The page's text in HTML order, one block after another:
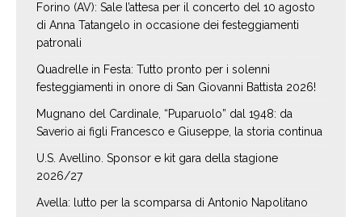
Forino (AV): Sale l’attesa per il concerto del 10 agosto
di Anna Tatangelo in occasione dei festeggiamenti
patronali
Quadrelle in Festa: Tutto pronto per i solenni
festeggiamenti in onore di San Giovanni Battista 2026!
Mugnano del Cardinale, “Puparuolo” dal 1948: da
Saverio ai figli Francesco e Giuseppe, la storia continua
U.S. Avellino. Sponsor e kit gara della stagione
2026/27
Avella: lutto per la scomparsa di Antonio Napolitano